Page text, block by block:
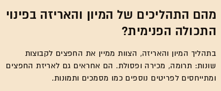
מהם התהליכים של המיון והאריזה בפינוי
התכולה הפנימית?
בתהליך המיון והאריזה, הצוות ממיין את החפצים לקבוצות
שונות: תרומה, מכירה ופסולת. הם אחראים גם לאריזת החפצים
ומתייחסים לפריטים נוספים כמו מסמכים ותמונות.